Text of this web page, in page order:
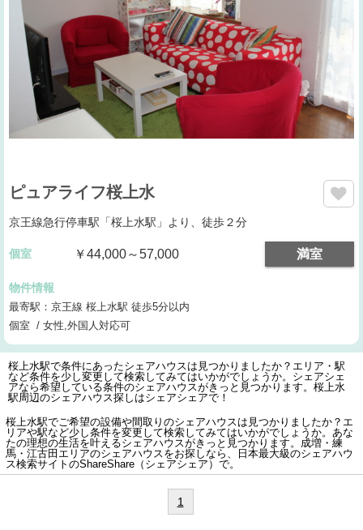
ピュアライフ桜上水
京王線急行停車駅「桜上水駅」より、徒歩２分
個室 ￥44,000～57,000 満室
物件情報
最寄駅：京王線 桜上水駅 徒歩5分以内
個室 / 女性,外国人対応可
桜上水駅で条件にあったシェアハウスは見つかりましたか？エリア・駅
など条件を少し変更して検索してみてはいかがでしょうか。シェアシェ
アなら希望している条件のシェアハウスがきっと見つかります。桜上水
駅周辺のシェアハウス探しはシェアシェアで！
桜上水駅でご希望の設備や間取りのシェアハウスは見つかりましたか？エ
リアや駅など少し条件を変更して検索してみてはいかがでしょうか。あな
たの理想の生活を叶えるシェアハウスがきっと見つかります。成増・練
馬・江古田エリアのシェアハウスをお探しなら、日本最大級のシェアハウ
ス検索サイトのShareShare（シェアシェア）で。
1